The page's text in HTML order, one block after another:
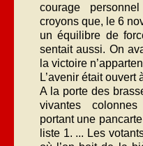
courage
croyons que, le 6
un équilibre de
sentait aussi. On
la victoire
L’avenir était ouvert
A la porte des
vivantes
portant une
liste 1. ... Les